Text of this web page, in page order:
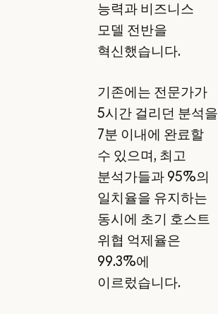
능력과 비즈니스
모델 전반을
혁신했습니다.
기존에는 전문가가
5시간 걸리던 분석을
7분 이내에 완료할
수 있으며, 최고
분석가들과 95%의
일치율을 유지하는
동시에 초기 호스트
위협 억제율은
99.3%에
이르렀습니다.